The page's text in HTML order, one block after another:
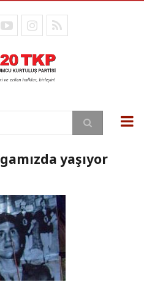
youtubeinstagram
RSS
yaşıyor